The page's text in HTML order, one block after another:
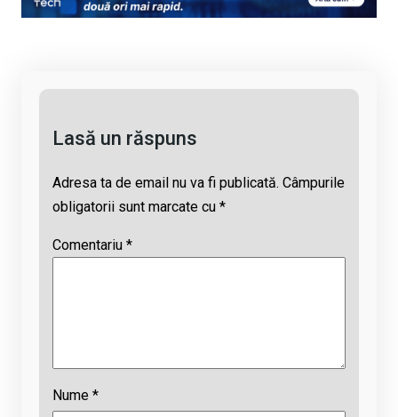
Li b
s
a
Lasă un răspuns
Adresa ta de email nu va fi publicată. Câmpurile
obligatorii sunt marcate cu *
Comentariu *
Nume *